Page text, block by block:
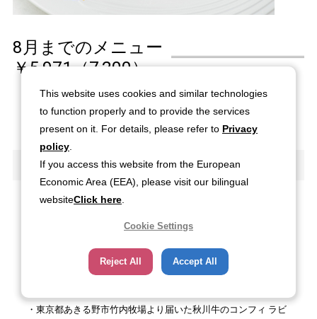
8月までのメニュー
￥5,971（7,200）
豊洲市場より届いた真鯛のカルパッチョ しその香り
スープ
メインディッシュ お好きな一品をお選びください
加料金：時価（スタッフにお尋ねください）
・東京都立川市古川畜産より届いた柔豚のグリル 八王子産パッ
・東京都あきる野市竹内牧場より届いた秋川牛のコンフィ ラビ
This website uses cookies and similar technologies
to function properly and to provide the services
present on it. For details, please refer to Privacy
policy
If you access this website from the European
Economic Area (EEA), please visit our bilingual
websiteClick here
Cookie Settings
Reject All Accept All